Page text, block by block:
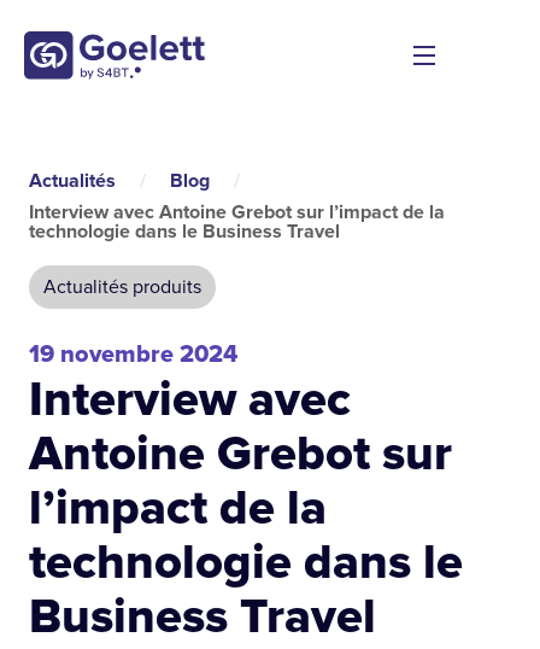
Actualités / Blog
/
Interview avec Antoine Grebot sur l’impact de la
technologie dans le Business Travel
Actualités produits
19 novembre 2024
Interview avec
Antoine Grebot sur
l’impact de la
technologie dans le
Business Travel